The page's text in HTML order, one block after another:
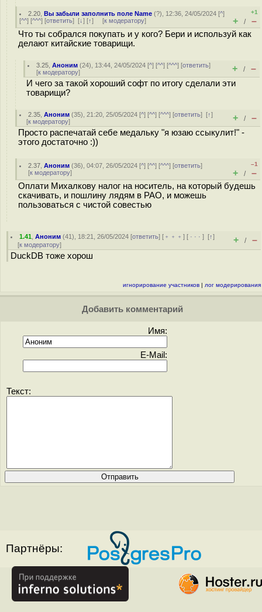
2.20 ,Вы забыли заполнить поле Name (?), 12:36, 24/05/2024 [^]
[^^] [^^^] [ответить] [↓] [↑] [к модератору]
+1
+ / –
Что ты собрался покупать и у кого? Бери и используй как
делают китайские товарищи.
3.25 ,Аноним (24), 13:44, 24/05/2024 [^] [^^] [^^^] [ответить]
[к модератору] + / –
И чего за такой хороший софт по итогу сделали эти
товарищи?
2.35 ,Аноним (35), 21:20, 25/05/2024 [^] [^^] [^^^] [ответить][↑]
[к модератору] + / –
Просто распечатай себе медальку "я юзаю ссыкулит!" -
этого достаточно :))
2.37 ,Аноним (36), 04:07, 26/05/2024 [^] [^^] [^^^] [ответить]
[к модератору]
–1
+ / –
Оплати Михалкову налог на носитель, на который будешь
скачивать, и пошлину лядям в РАО, и можешь
пользоваться с чистой совестью
1.41 ,Аноним (41), 18:21, 26/05/2024 [ответить] [ ﹢﹢﹢] [ · · ·][↑]
[к модератору] + / –
DuckDB тоже хорош
игнорирование участников | лог модерирования
Добавить комментарий
Имя:
E-Mail:
Текст:
Партнёры: